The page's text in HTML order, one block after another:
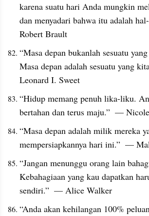
karena suatu hari Anda mungkin
dan menyadari bahwa itu adalah
Robert Brault
“Masa depan bukanlah sesuatu
Masa depan adalah sesuatu yang
Leonard I. Sweet
“Hidup memang penuh lika-liku.
bertahan dan terus maju.”  —
“Masa depan adalah milik mereka
mempersiapkannya hari ini.”  —
“Jangan menunggu orang lain
Kebahagiaan yang kau dapatkan
sendiri.”  — Alice Walker
“Anda akan kehilangan 100%